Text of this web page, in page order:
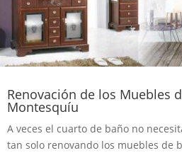
Renovación de los Muebles
Montesquíu
A veces el cuarto de baño no
tan solo renovando los muebles de